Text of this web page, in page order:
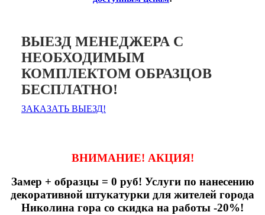
ВЫЕЗД МЕНЕДЖЕРА С
НЕОБХОДИМЫМ
КОМПЛЕКТОМ ОБРАЗЦОВ
БЕСПЛАТНО!
ЗАКАЗАТЬ ВЫЕЗД!
ВНИМАНИЕ! АКЦИЯ!
Замер + образцы = 0 руб! Услуги по нанесению
декоративной штукатурки для жителей города
Николина гора со скидка на работы -20%!